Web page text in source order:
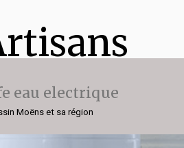
eau electrique
Moëns et sa région